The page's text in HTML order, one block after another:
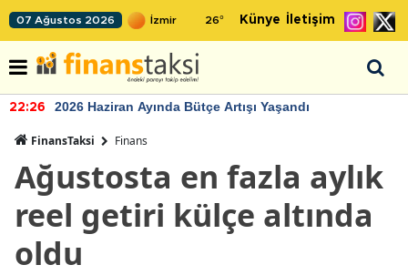
07 Ağustos 2026 26° Künye İletişim
22:26 2026 Haziran Ayında Bütçe Artışı Yaşandı
FinansTaksi Finans
Ağustosta en fazla aylık
reel getiri külçe altında
oldu